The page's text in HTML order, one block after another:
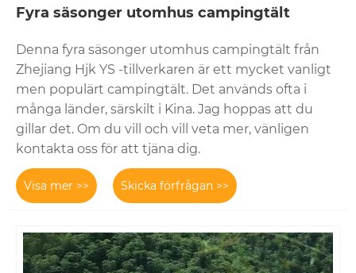
Fyra säsonger utomhus campingtält
Denna fyra säsonger utomhus campingtält från
Zhejiang Hjk YS -tillverkaren är ett mycket vanligt
men populärt campingtält. Det används ofta i
många länder, särskilt i Kina. Jag hoppas att du
gillar det. Om du vill och vill veta mer, vänligen
kontakta oss för att tjäna dig.
Visa mer >> Skicka förfrågan >>